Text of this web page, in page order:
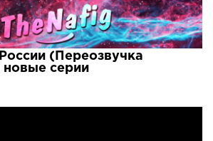
(Переозвучка
серии